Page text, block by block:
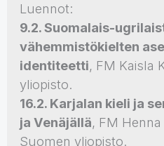
Luennot:
9.2. Suomalais-
vähemmistökielten
identiteetti, FM Kaisla
yliopisto.
16.2. Karjalan kieli ja
ja Venäjällä, FM
Suomen yliopisto.